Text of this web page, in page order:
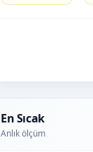
En Sıcak
Anlık ölçüm